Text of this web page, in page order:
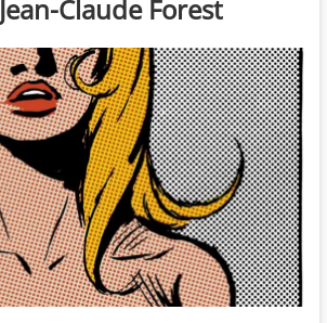
Jean-Claude Forest